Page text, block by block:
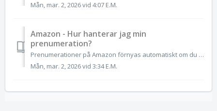
Mån, mar. 2, 2026 vid 4:07 E.M.
Amazon - Hur hanterar jag min
prenumeration?
Prenumerationer på Amazon förnyas automatiskt om du inte avslutar prenumerationen. Om du inte längre vill ha prenumerationen kan du när som helst avbryta di...
Mån, mar. 2, 2026 vid 3:34 E.M.